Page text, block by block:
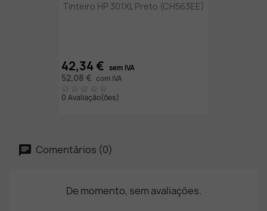
Tinteiro HP 301XL Preto (CH563EE)
42,34 € sem IVA
52,08 € com IVA
0 Avaliação(ões)
Comentários (0)
De momento, sem avaliações.